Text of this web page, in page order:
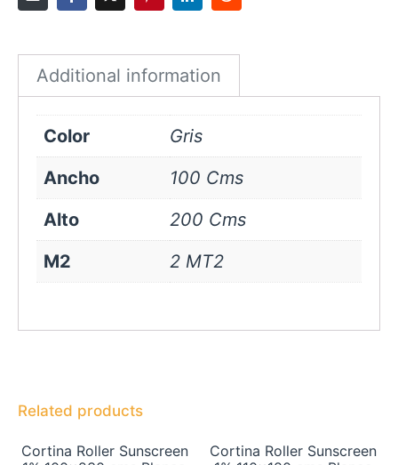
Additional information
Color
Gris
Ancho
100 Cms
Alto
200 Cms
M2
2 MT2
Related products
Cortina Roller Sunscreen
Cortina Roller Sunscreen